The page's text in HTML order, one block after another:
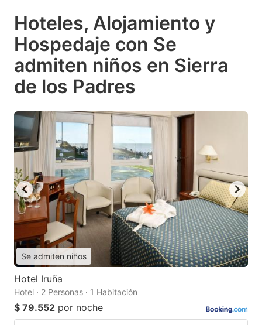
Hoteles, Alojamiento y
Hospedaje con Se
admiten niños en Sierra
de los Padres
Se admiten niños
Hotel Iruña
Hotel · 2 Personas · 1 Habitación
$ 79.552 por noche